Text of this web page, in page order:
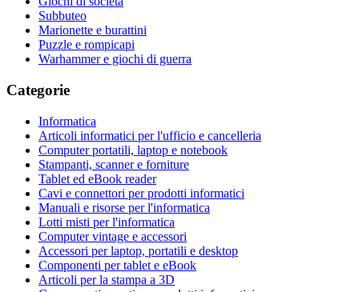
Subbuteo
Marionette e burattini
Puzzle e rompicapi
Warhammer e giochi di guerra
Categorie
Informatica
Articoli informatici per l'ufficio e cancelleria
Computer portatili, laptop e notebook
Stampanti, scanner e forniture
Tablet ed eBook reader
Cavi e connettori per prodotti informatici
Manuali e risorse per l'informatica
Lotti misti per l'informatica
Computer vintage e accessori
Accessori per laptop, portatili e desktop
Componenti per tablet e eBook
Articoli per la stampa a 3D